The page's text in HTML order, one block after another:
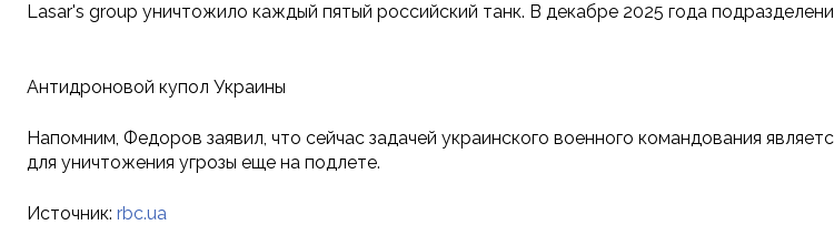
Lasar's group уничтожило каждый пятый российский танк. В декабре 2025 года
Антидроновой купол Украины
Напомним, Федоров заявил, что сейчас задачей украинского военного командования
для уничтожения угрозы еще на подлете.
Источник: rbc.ua